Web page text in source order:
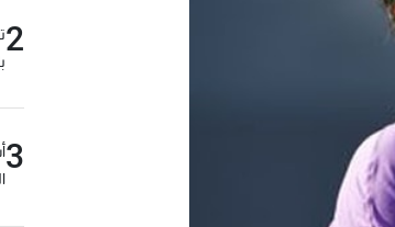
2
3